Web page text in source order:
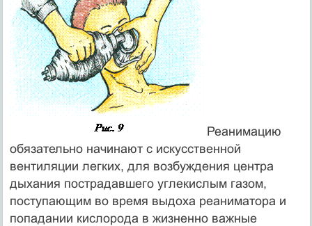
Реанимацию
обязательно начинают с искусственной
вентиляции легких, для возбуждения центра
дыхания пострадавшего углекислым газом,
поступающим во время выдоха реаниматора и
попадании кислорода в жизненно важные